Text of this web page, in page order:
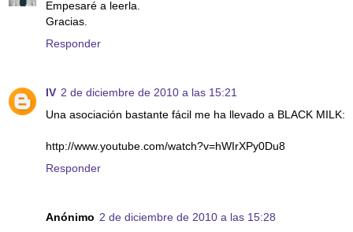
Empesaré a leerla.
Gracias.
Responder
IV 2 de diciembre de 2010 a las 15:21
Una asociación bastante fácil me ha llevado a BLACK MILK:
http://www.youtube.com/watch?v=hWIrXPy0Du8
Responder
Anónimo 2 de diciembre de 2010 a las 15:28